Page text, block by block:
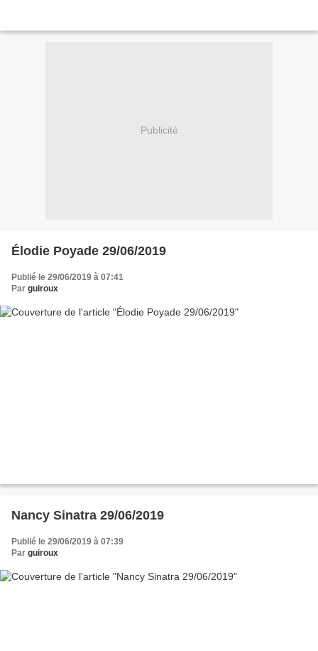
Publicité
Élodie Poyade 29/06/2019
Publié le 29/06/2019 à 07:41
Par guiroux
Nancy Sinatra 29/06/2019
Publié le 29/06/2019 à 07:39
Par guiroux